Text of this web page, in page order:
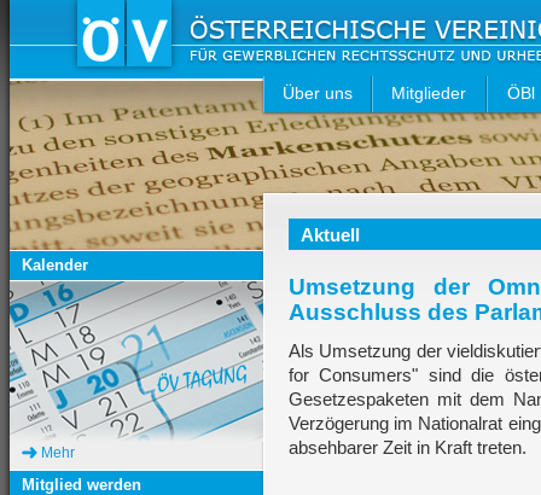
Über uns Mitglieder ÖBl
Aktuell
Umsetzung der
Ausschluss des
Als Umsetzung der
for Consumers" sind die
Gesetzespaketen mit dem
Verzögerung im Nationalrat
absehbarer Zeit in Kraft treten.
Kalender
Mehr
Mitglied werden